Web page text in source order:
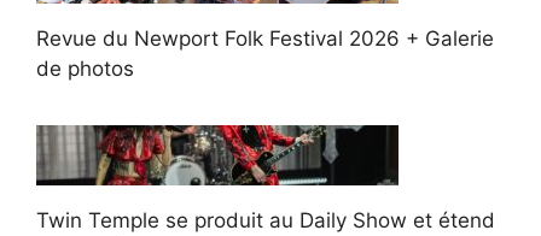
Revue du Newport Folk Festival 2026 + Galerie
de photos
Twin Temple se produit au Daily Show et étend